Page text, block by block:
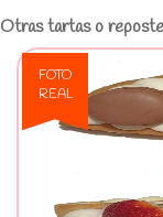
Otras tartas o
FOTO
REAL